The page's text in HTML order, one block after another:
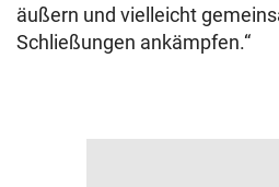
äußern und vielleicht
Schließungen ankämpfen.“